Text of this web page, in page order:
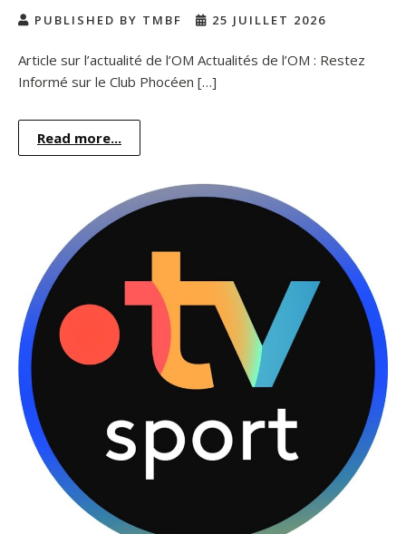
PUBLISHED BY TMBF 25 JUILLET 2026
Article sur l’actualité de l’OM Actualités de l’OM : Restez
Informé sur le Club Phocéen […]
Read more...